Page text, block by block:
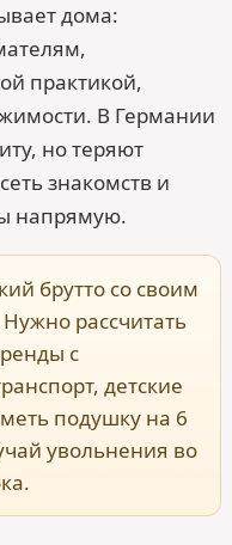
дома:
практикой,
В Германии
но теряют
знакомств и
напрямую.
брутто со своим
рассчитать
с
детские
подушку на 6
увольнения во